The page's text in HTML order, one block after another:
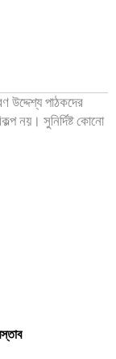
উদ্দেশ্য পাঠকদের
নয়। সুনির্দিষ্ট কোনো